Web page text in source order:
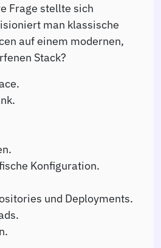
Frage stellte sich
man klassische
auf einem modernen,
Stack?
Konfiguration.
und Deployments.